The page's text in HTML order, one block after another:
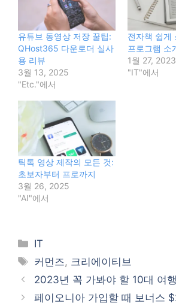
유튜브 동영상 저장 꿀팁:
QHost365 다운로더 실사
용 리뷰
3월 13, 2025
"Etc."에서
전자책 쉽게
프로그램 소
1월 27, 2023
"IT"에서
틱톡 영상 제작의 모든 것:
초보자부터 프로까지
3월 26, 2025
"AI"에서
Categories
IT
Tags
커먼즈 , 크리에이티브
2023년 꼭 가봐야 할 10대 여
페이오니아 가입할 때 보너스